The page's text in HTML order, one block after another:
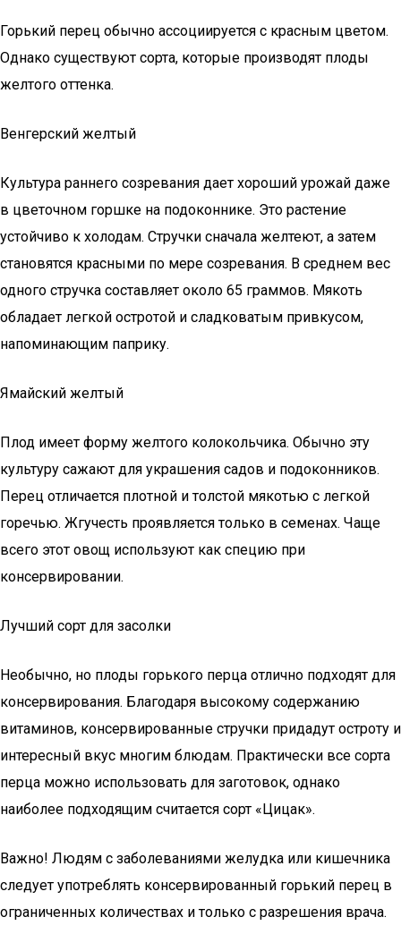
Горький перец обычно ассоциируется с красным цветом.
Однако существуют сорта, которые производят плоды
желтого оттенка.
Венгерский желтый
Культура раннего созревания дает хороший урожай даже
в цветочном горшке на подоконнике. Это растение
устойчиво к холодам. Стручки сначала желтеют, а затем
становятся красными по мере созревания. В среднем вес
одного стручка составляет около 65 граммов. Мякоть
обладает легкой остротой и сладковатым привкусом,
напоминающим паприку.
Ямайский желтый
Плод имеет форму желтого колокольчика. Обычно эту
культуру сажают для украшения садов и подоконников.
Перец отличается плотной и толстой мякотью с легкой
горечью. Жгучесть проявляется только в семенах. Чаще
всего этот овощ используют как специю при
консервировании.
Лучший сорт для засолки
Необычно, но плоды горького перца отлично подходят для
консервирования. Благодаря высокому содержанию
витаминов, консервированные стручки придадут остроту и
интересный вкус многим блюдам. Практически все сорта
перца можно использовать для заготовок, однако
наиболее подходящим считается сорт «Цицак».
Важно! Людям с заболеваниями желудка или кишечника
следует употреблять консервированный горький перец в
ограниченных количествах и только с разрешения врача.